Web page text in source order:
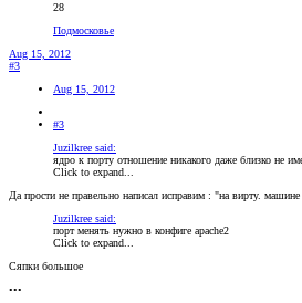
28
Подмосковье
Aug 15, 2012
#3
Aug 15, 2012
#3
Juzilkree said:
ядро к порту отношение никакого даже близко не
Click to expand...
Да прости не правельно написал исправим : "на вирту.
Juzilkree said:
порт менять нужно в конфиге apache2
Click to expand...
Сяпки большое
•••